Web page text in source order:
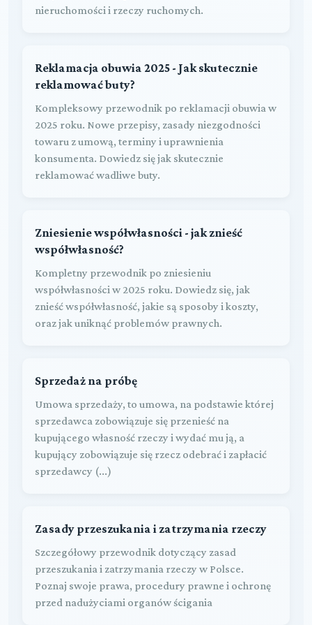
nieruchomości i rzeczy ruchomych.
Reklamacja obuwia 2025 - Jak skutecznie
reklamować buty?
Kompleksowy przewodnik po reklamacji obuwia w
2025 roku. Nowe przepisy, zasady niezgodności
towaru z umową, terminy i uprawnienia
konsumenta. Dowiedz się jak skutecznie
reklamować wadliwe buty.
Zniesienie współwłasności - jak znieść
współwłasność?
Kompletny przewodnik po zniesieniu
współwłasności w 2025 roku. Dowiedz się, jak
znieść współwłasność, jakie są sposoby i koszty,
oraz jak uniknąć problemów prawnych.
Sprzedaż na próbę
Umowa sprzedaży, to umowa, na podstawie której
sprzedawca zobowiązuje się przenieść na
kupującego własność rzeczy i wydać mu ją, a
kupujący zobowiązuje się rzecz odebrać i zapłacić
sprzedawcy (...)
Zasady przeszukania i zatrzymania rzeczy
Szczegółowy przewodnik dotyczący zasad
przeszukania i zatrzymania rzeczy w Polsce.
Poznaj swoje prawa, procedury prawne i ochronę
przed nadużyciami organów ścigania